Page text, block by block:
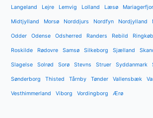
Langeland Lejre Lemvig Lolland Læsø
Midtjylland Morsø Norddjurs Nordfyn Nordjylland
Odder Odense Odsherred Randers Rebild
Roskilde Rødovre Samsø Silkeborg Sjælland
Slagelse Solrød Sorø Stevns Struer Syddanmark
Sønderborg Thisted Tårnby Tønder Vallensbæk
Vesthimmerland Viborg Vordingborg Ærø